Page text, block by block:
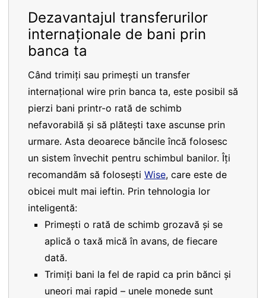
Dezavantajul transferurilor
internaționale de bani prin
banca ta
Când trimiți sau primești un transfer
internațional wire prin banca ta, este posibil să
pierzi bani printr-o rată de schimb
nefavorabilă și să plătești taxe ascunse prin
urmare. Asta deoarece băncile încă folosesc
un sistem învechit pentru schimbul banilor. Îți
recomandăm să folosești Wise, care este de
obicei mult mai ieftin. Prin tehnologia lor
inteligentă:
Primești o rată de schimb grozavă și se
aplică o taxă mică în avans, de fiecare
dată.
Trimiți bani la fel de rapid ca prin bănci și
uneori mai rapid – unele monede sunt